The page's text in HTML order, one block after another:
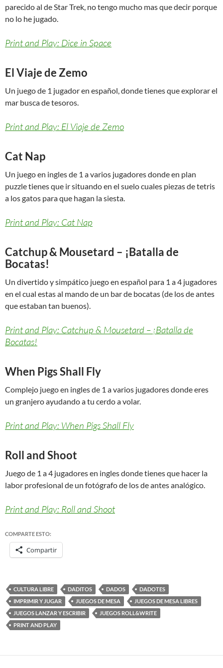
parecido al de Star Trek, no tengo mucho mas que decir porque
no lo he jugado.
Print and Play: Dice in Space
El Viaje de Zemo
Un juego de 1 jugador en español, donde tienes que explorar el
mar busca de tesoros.
Print and Play: El Viaje de Zemo
Cat Nap
Un juego en ingles de 1 a varios jugadores donde en plan
puzzle tienes que ir situando en el suelo cuales piezas de tetris
a los gatos para que hagan la siesta.
Print and Play: Cat Nap
Catchup & Mousetard – ¡Batalla de
Bocatas!
Un divertido y simpático juego en español para 1 a 4 jugadores
en el cual estas al mando de un bar de bocatas (de los de antes
que estaban tan buenos).
Print and Play: Catchup & Mousetard – ¡Batalla de
Bocatas!
When Pigs Shall Fly
Complejo juego en ingles de 1 a varios jugadores donde eres
un granjero ayudando a tu cerdo a volar.
Print and Play: When Pigs Shall Fly
Roll and Shoot
Juego de 1 a 4 jugadores en ingles donde tienes que hacer la
labor profesional de un fotógrafo de los de antes analógico.
Print and Play: Roll and Shoot
COMPARTE ESTO:
Compartir
CULTURA LIBRE DADITOS DADOS
DADOTES
IMPRIMIR Y JUGAR
JUEGOS DE MESA
JUEGOS DE MESA LIBRES
JUEGOS LANZAR Y ESCRIBIR
JUEGOS ROLL&WRITE
PRINT AND PLAY